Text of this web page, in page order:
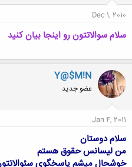
ن
د
م
ض
و
ع
ر
Dec 1, 2010
سلام سوالاتتون رو اینجا بیان کنید
Y@$M!N
عضو جدید
Jan 4, 2011
سلام دوستان
من لیسانس حقوق هستم
خوشحال میشم پاسخگوی